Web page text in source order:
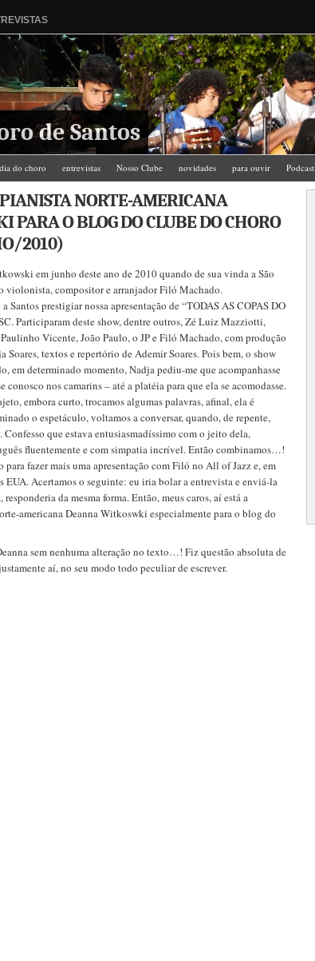
de Santos
dia do choro entrevistas Nosso Clube novidades para ouvir Podcast
NORTE-AMERICANA
O BLOG DO CLUBE DO CHORO
2010)
em junho deste ano de 2010 quando de sua vinda a São
violonista, compositor e arranjador Filó Machado.
Santos prestigiar nossa apresentação de “TODAS AS COPAS DO
Participaram deste show, dentre outros, Zé Luiz Mazziotti,
Vicente, João Paulo, o JP e Filó Machado, com produção
Soares, textos e repertório de Ademir Soares. Pois bem, o show
em determinado momento, Nadja pediu-me que acompanhasse
conosco nos camarins – até a platéia para que ela se acomodasse.
embora curto, trocamos algumas palavras, afinal, ela é
o espetáculo, voltamos a conversar, quando, de repente,
que estava entusiasmadíssimo com o jeito dela,
fluentemente e com simpatia incrível. Então combinamos…!
para fazer mais uma apresentação com Filó no All of Jazz e, em
EUA. Acertamos o seguinte: eu iria bolar a entrevista e enviá-la
da mesma forma. Então, meus caros, aí está a
americana Deanna Witkoswki especialmente para o blog do
sem nenhuma alteração no texto…! Fiz questão absoluta de
aí, no seu modo todo peculiar de escrever.